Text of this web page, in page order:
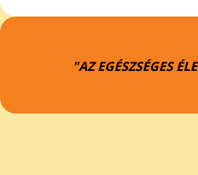
"AZ EGÉSZSÉGES